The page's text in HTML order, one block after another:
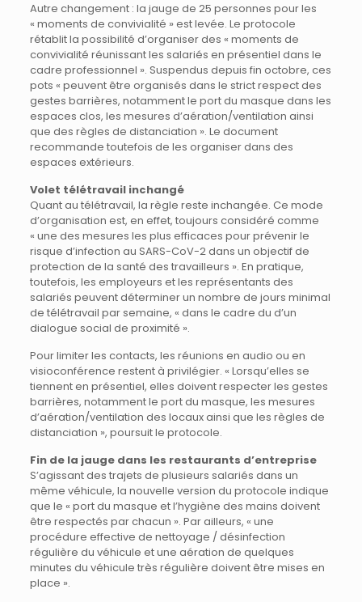
Autre changement : la jauge de 25 personnes pour les
« moments de convivialité » est levée. Le protocole
rétablit la possibilité d’organiser des « moments de
convivialité réunissant les salariés en présentiel dans le
cadre professionnel ». Suspendus depuis fin octobre, ces
pots « peuvent être organisés dans le strict respect des
gestes barrières, notamment le port du masque dans les
espaces clos, les mesures d’aération/ventilation ainsi
que des règles de distanciation ». Le document
recommande toutefois de les organiser dans des
espaces extérieurs.
Volet télétravail inchangé
Quant au télétravail, la règle reste inchangée. Ce mode
d’organisation est, en effet, toujours considéré comme
« une des mesures les plus efficaces pour prévenir le
risque d’infection au SARS-CoV-2 dans un objectif de
protection de la santé des travailleurs ». En pratique,
toutefois, les employeurs et les représentants des
salariés peuvent déterminer un nombre de jours minimal
de télétravail par semaine, « dans le cadre du d’un
dialogue social de proximité ».
Pour limiter les contacts, les réunions en audio ou en
visioconférence restent à privilégier. « Lorsqu’elles se
tiennent en présentiel, elles doivent respecter les gestes
barrières, notamment le port du masque, les mesures
d’aération/ventilation des locaux ainsi que les règles de
distanciation », poursuit le protocole.
Fin de la jauge dans les restaurants d’entreprise
S’agissant des trajets de plusieurs salariés dans un
même véhicule, la nouvelle version du protocole indique
que le « port du masque et l’hygiène des mains doivent
être respectés par chacun ». Par ailleurs, « une
procédure effective de nettoyage / désinfection
régulière du véhicule et une aération de quelques
minutes du véhicule très régulière doivent être mises en
place ».